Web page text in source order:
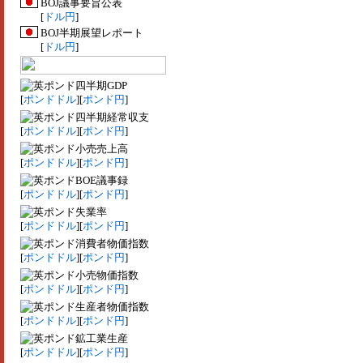
BOJ議事要旨公表
[ ドル円]
BOJ半期展望レポート
[ ドル円]
四半期GDP
[ポンドドル][ポンド円]
四半期経常収支
[ポンドドル][ポンド円]
小売売上高
[ポンドドル][ポンド円]
BOE議事録
[ポンドドル][ポンド円]
失業率
[ポンドドル][ポンド円]
消費者物価指数
[ポンドドル][ポンド円]
小売物価指数
[ポンドドル][ポンド円]
生産者物価指数
[ポンドドル][ポンド円]
鉱工業生産
[ポンドドル][ポンド円]